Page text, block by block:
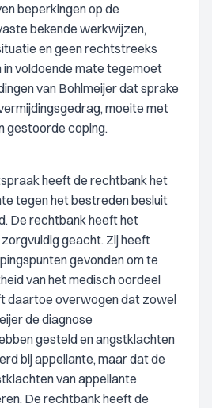
beperkingen op de
bekende werkwijzen,
en geen rechtstreeks
voldoende mate tegemoet
van Bohlmeijer dat sprake
moeite met
gestoorde coping.
heeft de rechtbank het
tegen het bestreden besluit
De rechtbank heeft het
geacht. Zij heeft
gevonden om te
van het medisch oordeel
daartoe overwogen dat zowel
de diagnose
gesteld en angstklachten
bij appellante, maar dat de
van appellante
De rechtbank heeft de